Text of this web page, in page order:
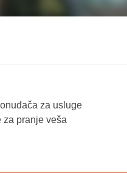
za usluge
za pranje veša